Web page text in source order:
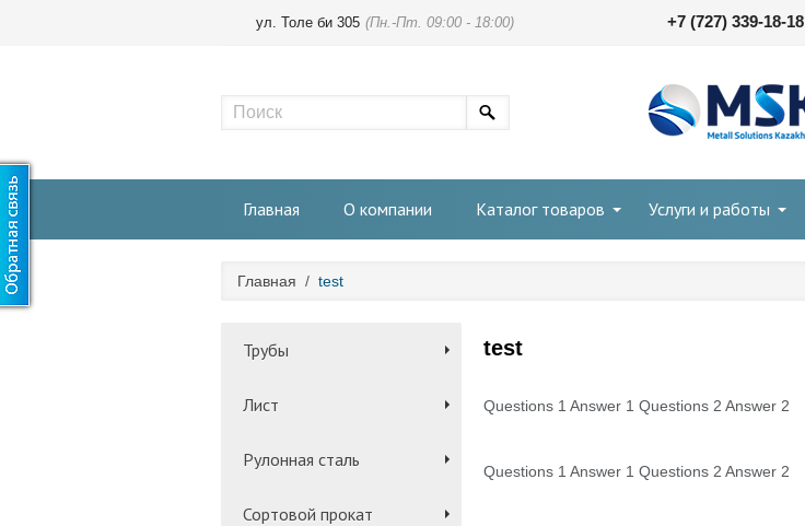
ул. Толе би 305 (Пн.-Пт. 09:00 - 18:00) +7 (727) 339-18-18
Главная О компании Каталог товаров Услуги и работы
Главная / test
Трубы
Лист
Рулонная сталь
Сортовой прокат
test
Questions 1 Answer 1 Questions 2 Answer 2
Questions 1 Answer 1 Questions 2 Answer 2